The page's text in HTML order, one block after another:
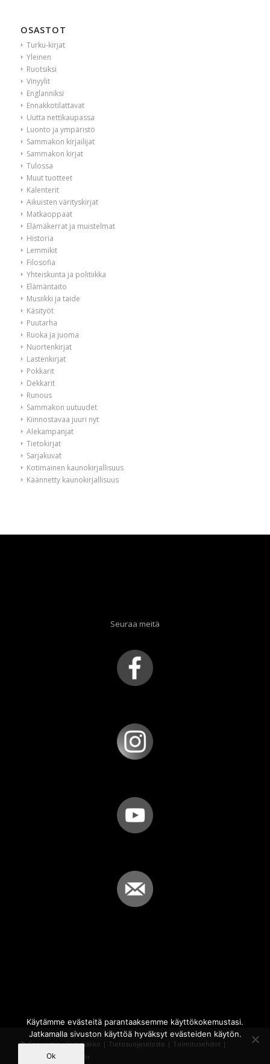
OSASTOT
Turku-kirjat
Yleinen
Ruotsiksi
Vinyylit
Englanniksi
Ennakkotilattavat
Uutta nettikaupassa
Luonto ja ympäristö
Sammakon kirjailijat
Sammakon kirjat
Tulossa
Muut tuotteet
Kalenterit
Aikuisten värityskirjat
Matkaoppaat
Elämäkerrat ja muistelmat
Historia
Lemmikit
Filosofia
Yhteiskunta ja politiikka
Elämäntaito
Musiikki ja taide
Käsityöt
Puutarha
Ruoka ja juoma
Nuortenkirjat
Lastenkirjat
Pokkarit
Dekkarit
Runous
Sammakon uutuudet
Kiinnostavaa juuri nyt
Alekampanjat
Tietokirjat
Sarjakuvat
Kotimainen kaunokirjallisuus
Käännetty kaunokirjallisuus
Seuraa meitä
© Copyright - Sammakko | Tietosuojaseloste | Toimitusehdot |
Powered by
iQWebbi
Käytämme evästeitä parantaaksemme käyttökokemustasi.
Jatkamalla sivuston käyttöä hyväksyt evästeiden käytön.
Ok